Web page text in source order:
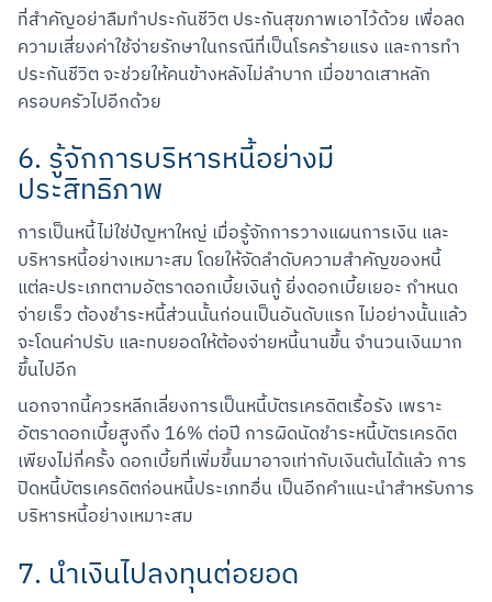
ที่สำคัญอย่าลืมทำประกันชีวิต ประกันสุขภาพเอาไว้ด้วย เพื่อลด
ความเสี่ยงค่าใช้จ่ายรักษาในกรณีที่เป็นโรคร้ายแรง และการทำ
ประกันชีวิต จะช่วยให้คนข้างหลังไม่ลำบาก เมื่อขาดเสาหลัก
ครอบครัวไปอีกด้วย
6. รู้จักการบริหารหนี้อย่างมี
ประสิทธิภาพ
การเป็นหนี้ไม่ใช่ปัญหาใหญ่ เมื่อรู้จักการวางแผนการเงิน และ
บริหารหนี้อย่างเหมาะสม โดยให้จัดลำดับความสำคัญของหนี้
แต่ละประเภทตามอัตราดอกเบี้ยเงินกู้ ยิ่งดอกเบี้ยเยอะ กำหนด
จ่ายเร็ว ต้องชำระหนี้ส่วนนั้นก่อนเป็นอันดับแรก ไม่อย่างนั้นแล้ว
จะโดนค่าปรับ และทบยอดให้ต้องจ่ายหนี้นานขึ้น จำนวนเงินมาก
ขึ้นไปอีก
นอกจากนี้ควรหลีกเลี่ยงการเป็นหนี้บัตรเครดิตเรื้อรัง เพราะ
อัตราดอกเบี้ยสูงถึง 16% ต่อปี การผิดนัดชำระหนี้บัตรเครดิต
เพียงไม่กี่ครั้ง ดอกเบี้ยที่เพิ่มขึ้นมาอาจเท่ากับเงินต้นได้แล้ว การ
ปิดหนี้บัตรเครดิตก่อนหนี้ประเภทอื่น เป็นอีกคำแนะนำสำหรับการ
บริหารหนี้อย่างเหมาะสม
7. นำเงินไปลงทุนต่อยอด